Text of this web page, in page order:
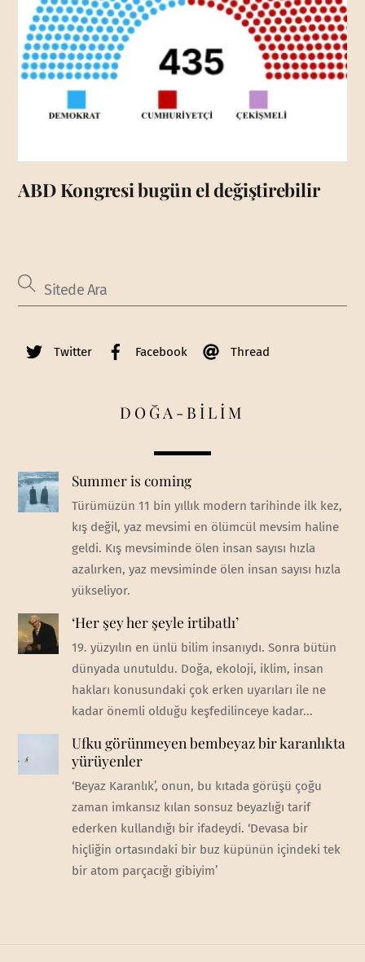
ABD Kongresi bugün el değiştirebilir
Twitter Facebook Thread
DOĞA-BİLİM
Summer is coming
Türümüzün 11 bin yıllık modern tarihinde ilk kez,
kış değil, yaz mevsimi en ölümcül mevsim haline
geldi. Kış mevsiminde ölen insan sayısı hızla
azalırken, yaz mevsiminde ölen insan sayısı hızla
yükseliyor.
‘Her şey her şeyle irtibatlı’
19. yüzyılın en ünlü bilim insanıydı. Sonra bütün
dünyada unutuldu. Doğa, ekoloji, iklim, insan
hakları konusundaki çok erken uyarıları ile ne
kadar önemli olduğu keşfedilinceye kadar...
Ufku görünmeyen bembeyaz bir karanlıkta
yürüyenler
‘Beyaz Karanlık’, onun, bu kıtada görüşü çoğu
zaman imkansız kılan sonsuz beyazlığı tarif
ederken kullandığı bir ifadeydi. ‘Devasa bir
hiçliğin ortasındaki bir buz küpünün içindeki tek
bir atom parçacığı gibiyim’